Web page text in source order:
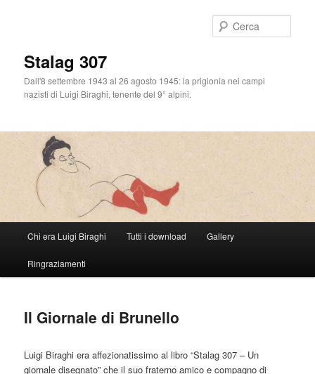
Stalag 307
Dall'8 settembre 1943 al 26 agosto 1945: la prigionia nei campi
nazisti di Luigi Biraghi, tenente del 9° alpini.
principale
Vai
al
principale
Chi era Luigi Biraghi Tutti i download Gallery
Ringraziamenti
Il Giornale di Brunello
Luigi Biraghi era affezionatissimo al libro “Stalag 307 – Un
giornale disegnato” che il suo fraterno amico e compagno di